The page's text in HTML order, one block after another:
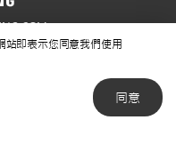
站即表示您同意我們使用
同意
規範